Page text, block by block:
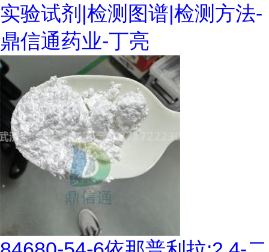
实验试剂|检测图谱|检测方法-
鼎信通药业-丁亮